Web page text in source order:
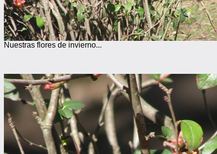
Nuestras flores de invierno...